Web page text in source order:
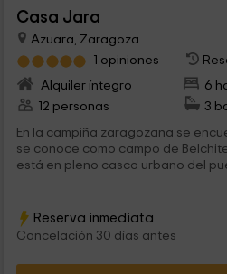
Casa Jara
Azuara, Zaragoza
1 opiniones
Alquiler íntegro
6
12 personas
3
En la campiña zaragozana se
se conoce como campo de
está en pleno casco urbano del
Reserva inmediata
Cancelación 30 días antes